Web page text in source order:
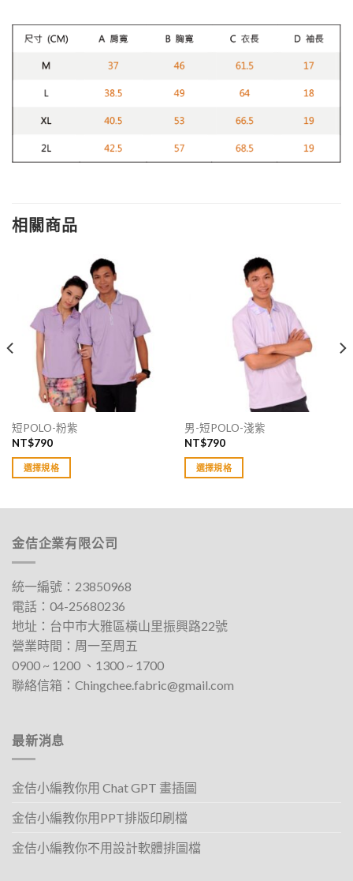
相關商品
短POLO-粉紫
NT$790
選擇規格
有
多
款
式。
可
在
產
品
頁
擇
選
男-短POLO-淺紫
NT$790
選擇規格
可
在
頁
金佶企業有限公司
統一編號：23850968
電話： 04-25680236
地址： 台中巿大雅區橫山里振興路22號
營業時間：周一至周五
0900 ~ 1200 、1300 ~ 1700​
聯絡信箱： Chingchee.fabric@gmail.com
最新消息
金佶小編教你用 Chat GPT 畫插圖
金佶小編教你用PPT排版印刷檔
金佶小編教你不用設計軟體排圖檔